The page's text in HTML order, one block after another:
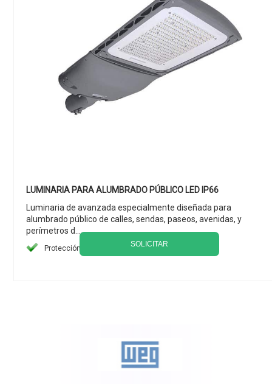
LUMINARIA PARA ALUMBRADO PÚBLICO LED IP66
Luminaria de avanzada especialmente diseñada para
alumbrado público de calles, sendas, paseos, avenidas, y
perímetros d...
Protección IP66
SOLICITAR